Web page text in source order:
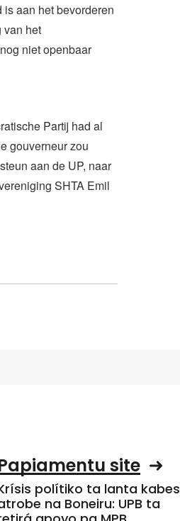
aan het bevorderen
van het
niet openbaar
Partij had al
gouverneur zou
aan de UP, naar
SHTA Emil
site
polítiko ta lanta kabes
na Boneiru: UPB ta